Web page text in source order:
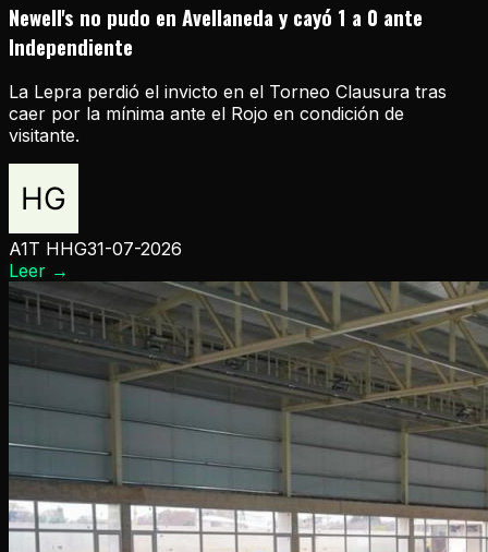
Newell's no pudo en Avellaneda y cayó 1 a 0 ante
Independiente
La Lepra perdió el invicto en el Torneo Clausura tras
caer por la mínima ante el Rojo en condición de
visitante.
A1T HHG31-07-2026
Leer →